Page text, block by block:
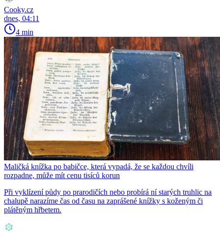
Cooky.cz
dnes, 04:11
4 min
Maličká knížka po babičce, která vypadá, že se každou chvíli
rozpadne, může mít cenu tisíců korun
Při vyklízení půdy po prarodičích nebo probírá ní starých truhlic na
chalupě narazíme čas od času na zaprášené knížky s koženým či
plátěným hřbetem.